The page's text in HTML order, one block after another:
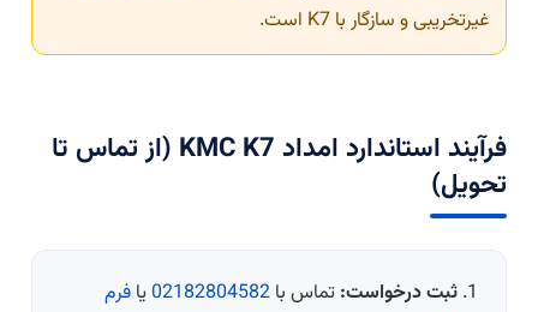
غیرتخریبی و سازگار با K7 است.
فرآیند استاندارد امداد KMC K7 (از تماس تا
تحویل)
ثبت درخواست: تماس با 02182804582یا فرم